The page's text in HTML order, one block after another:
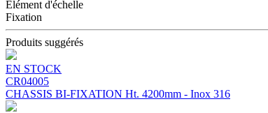
Élément d'échelle
Fixation
Produits suggérés
EN STOCK
CR04005
CHASSIS BI-FIXATION Ht. 4200mm - Inox 316